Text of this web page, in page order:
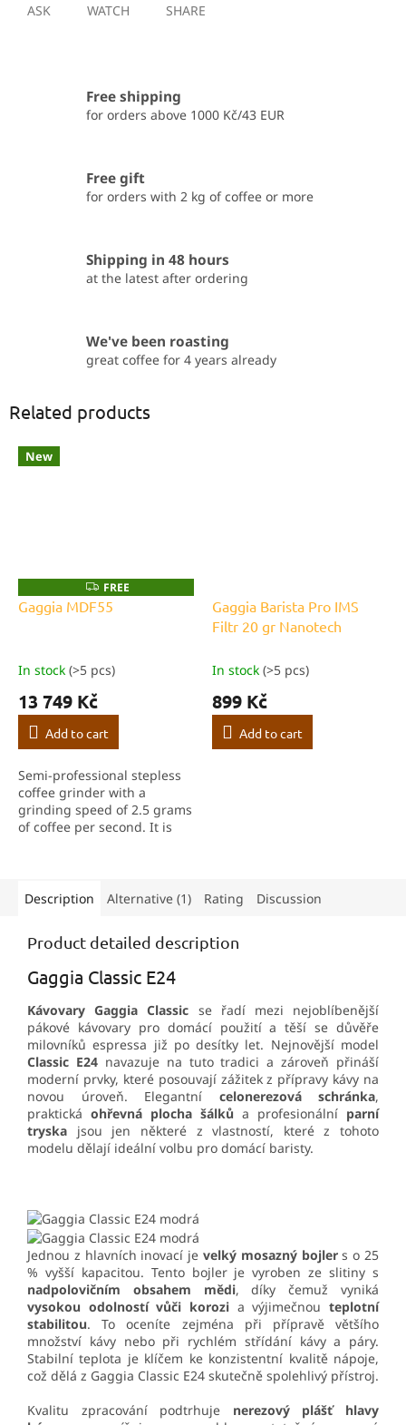
ASK WATCH SHARE
Free shipping
for orders above 1000 Kč/43 EUR
Free gift
for orders with 2 kg of coffee or more
Shipping in 48 hours
at the latest after ordering
We've been roasting
great coffee for 4 years already
Related products
New
F
R
E
FREE
Gaggia MDF55
In stock (>5 pcs)
13 749 Kč
Add to cart
Semi‑professional stepless
coffee grinder with a
grinding speed of 2.5 grams
of coffee per second. It is
technology...
Gaggia Barista Pro IMS
Filtr 20 gr Nanotech
In stock (>5 pcs)
899 Kč
Add to cart
Description Alternative (1) Rating Discussion
Product detailed description
Gaggia Classic E24
Kávovary Gaggia Classic se řadí mezi nejoblíbenější
pákové kávovary pro domácí použití a těší se důvěře
milovníků espressa již po desítky let. Nejnovější model
Classic E24navazuje na tuto tradici a zároveň přináší
moderní prvky, které posouvají zážitek z přípravy kávy na
novou úroveň. Elegantní celonerezová schránka,
praktická ohřevná plocha šálků a profesionální parní
tryska jsou jen některé z vlastností, které z tohoto
modelu dělají ideální volbu pro domácí baristy.
Jednou z hlavních inovací je velký mosazný bojlers o 25
% vyšší kapacitou. Tento bojler je vyroben ze slitiny s
nadpolovičním obsahem mědi, díky čemuž vyniká
vysokou odolností vůči korozi a výjimečnou teplotní
stabilitou. To oceníte zejména při přípravě většího
množství kávy nebo při rychlém střídání kávy a páry.
Stabilní teplota je klíčem ke konzistentní kvalitě nápoje,
což dělá z Gaggia Classic E24 skutečně spolehlivý přístroj.
Kvalitu zpracování podtrhuje nerezový plášť hlavy